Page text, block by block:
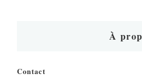
À
Contact